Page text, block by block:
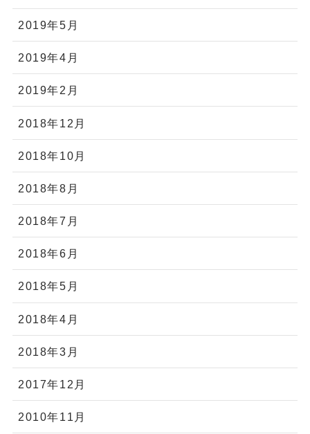
2019年5月
2019年4月
2019年2月
2018年12月
2018年10月
2018年8月
2018年7月
2018年6月
2018年5月
2018年4月
2018年3月
2017年12月
2010年11月